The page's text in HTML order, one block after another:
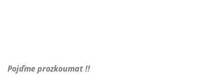
Pojďme prozkoumat !!